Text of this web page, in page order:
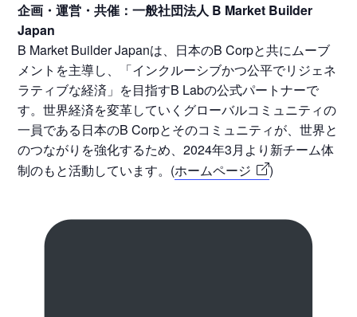
企画・運営・共催：一般社団法人 B Market Builder
Japan
B Market Builder Japanは、日本のB Corpと共にムーブ
メントを主導し、「インクルーシブかつ公平でリジェネ
ラティブな経済」を目指すB Labの公式パートナーで
す。世界経済を変革していくグローバルコミュニティの
一員である日本のB Corpとそのコミュニティが、世界と
のつながりを強化するため、2024年3月より新チーム体
制のもと活動しています。(ホームページ )